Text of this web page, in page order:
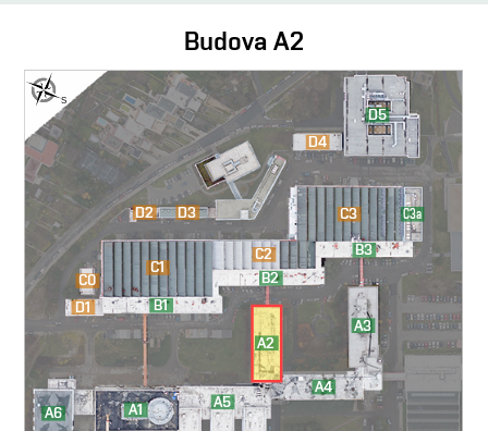
Budova A2